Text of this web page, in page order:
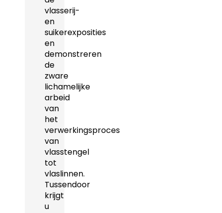
vlasserij-
en
suikerexposities
en
demonstreren
de
zware
lichamelijke
arbeid
van
het
verwerkingsproces
van
vlasstengel
tot
vlaslinnen.
Tussendoor
krijgt
u